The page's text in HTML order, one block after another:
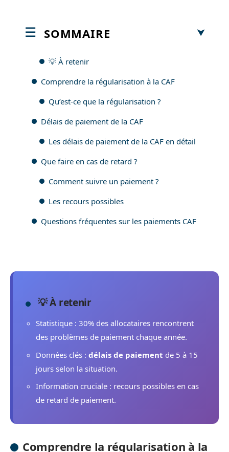
SOMMAIRE
💡 À retenir
Comprendre la régularisation à la CAF
Qu’est-ce que la régularisation ?
Délais de paiement de la CAF
Les délais de paiement de la CAF en détail
Que faire en cas de retard ?
Comment suivre un paiement ?
Les recours possibles
Questions fréquentes sur les paiements CAF
💡 À retenir
Statistique : 30% des allocataires rencontrent
des problèmes de paiement chaque année.
Données clés : délais de paiement de 5 à 15
jours selon la situation.
Information cruciale : recours possibles en cas
de retard de paiement.
Comprendre la régularisation à la